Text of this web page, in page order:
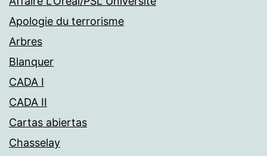
Apologie du terrorisme
Arbres
Blanquer
CADA I
CADA II
Cartas abiertas
Chasselay